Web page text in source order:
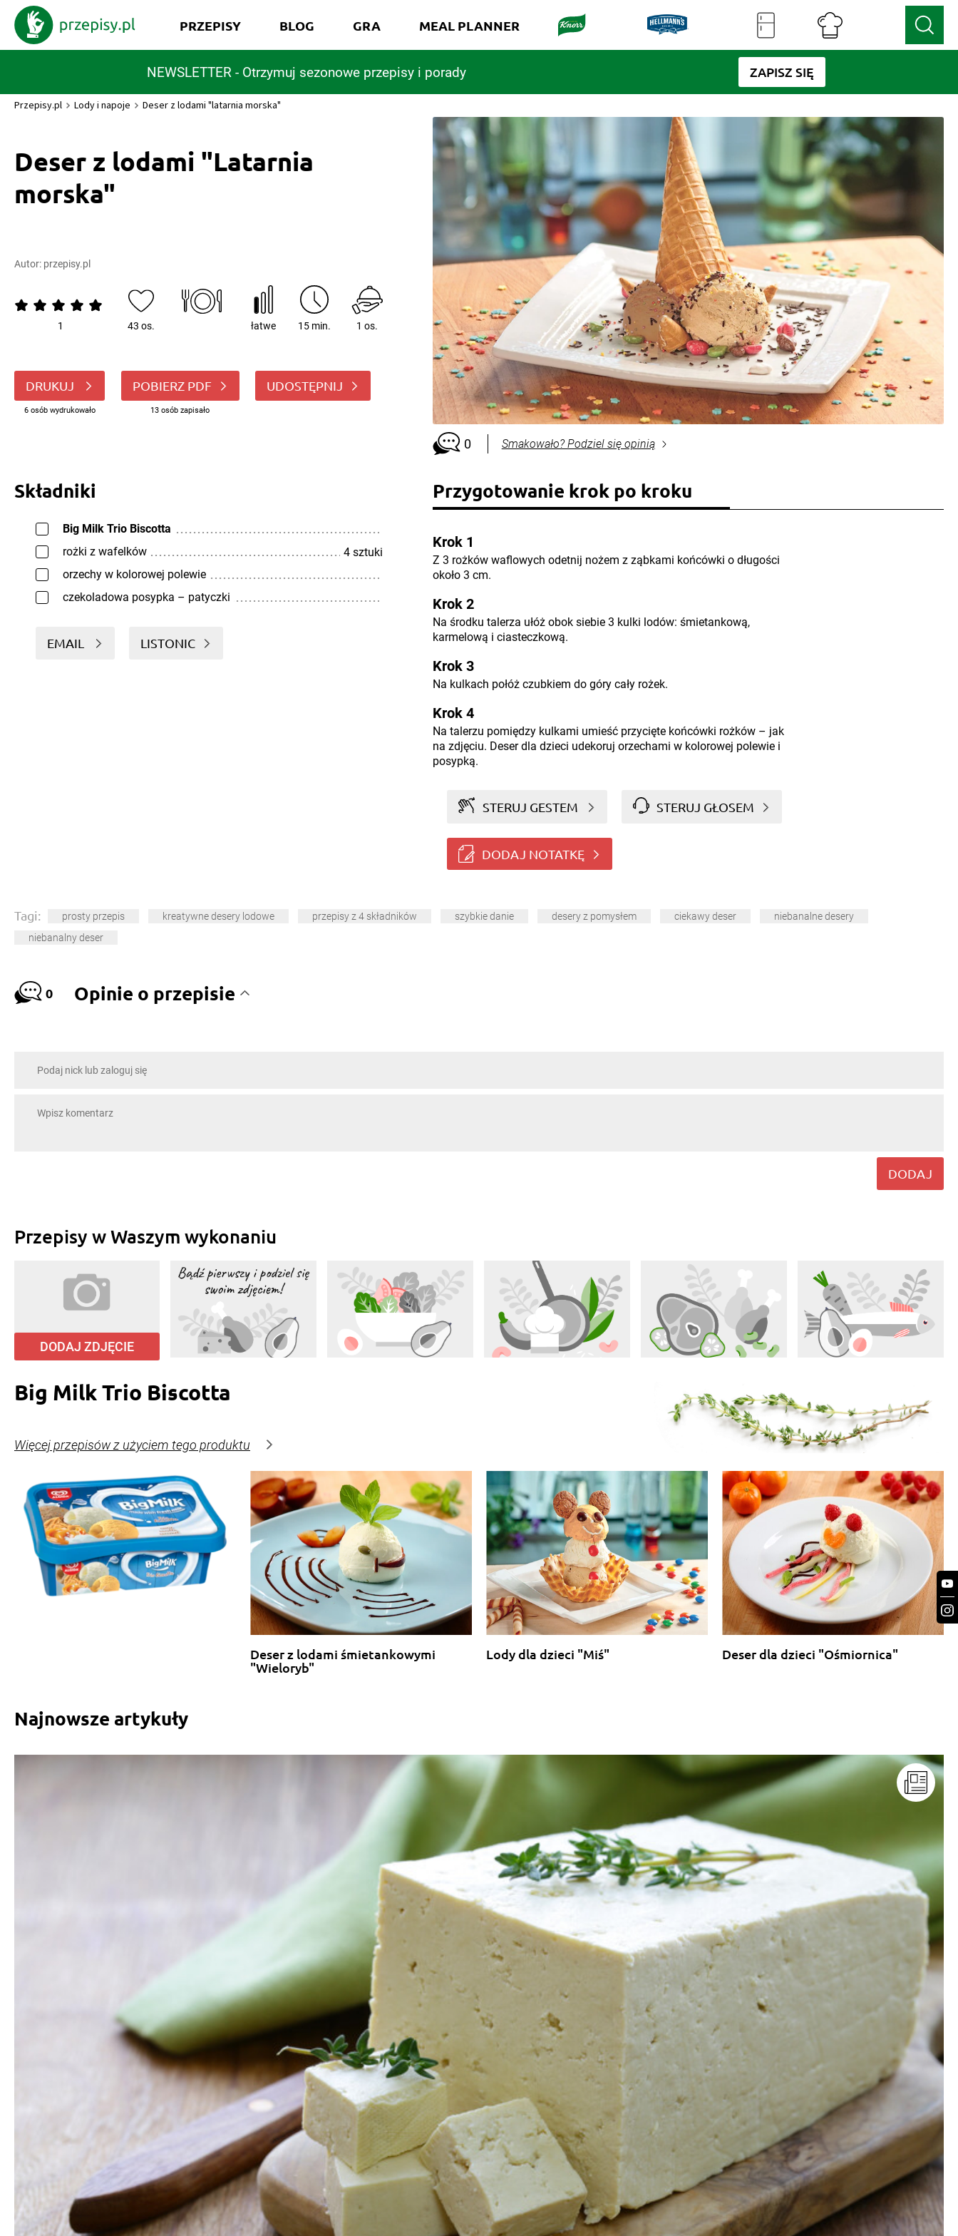
NEWSLETTER - Otrzymuj sezonowe przepisy i porady ZAPISZ SIĘ
PRZEPISY BLOG GRA MEAL PLANNER
Przepisy.pl Lody i napoje Deser z lodami "latarnia morska"
Deser z lodami "Latarnia
morska"
Autor: przepisy.pl
1 43 os. łatwe 15 min. 1 os.
DRUKUJ
6 osób wydrukowało
POBIERZ PDF
13 osób zapisało
UDOSTĘPNIJ
0 Smakowało? Podziel się opinią
Składniki
Big Milk Trio Biscotta
rożki z wafelków
4 sztuki
orzechy w kolorowej polewie
czekoladowa posypka – patyczki
EMAIL LISTONIC
Przygotowanie krok po kroku
Krok 1
Z 3 rożków waflowych odetnij nożem z ząbkami końcówki o długości
około 3 cm.
Krok 2
Na środku talerza ułóż obok siebie 3 kulki lodów: śmietankową,
karmelową i ciasteczkową.
Krok 3
Na kulkach połóż czubkiem do góry cały rożek.
Krok 4
Na talerzu pomiędzy kulkami umieść przycięte końcówki rożków – jak
na zdjęciu. Deser dla dzieci udekoruj orzechami w kolorowej polewie i
posypką.
STERUJ GESTEM STERUJ GŁOSEM
DODAJ NOTATKĘ
Tagi: prosty przepis kreatywne desery lodowe przepisy z 4 składników szybkie danie desery z pomysłem ciekawy deser
niebanalne desery
niebanalny deser
0 Opinie o przepisie
DODAJ
Przepisy w Waszym wykonaniu
DODAJ ZDJĘCIE
Big Milk Trio Biscotta
Więcej przepisów z użyciem tego produktu
Deser z lodami śmietankowymi
"Wieloryb"
Lody dla dzieci "Miś" Deser dla dzieci "Ośmiornica"
Najnowsze artykuły